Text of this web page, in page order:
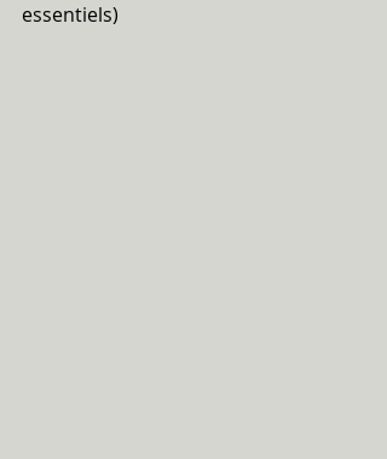
essentiels)